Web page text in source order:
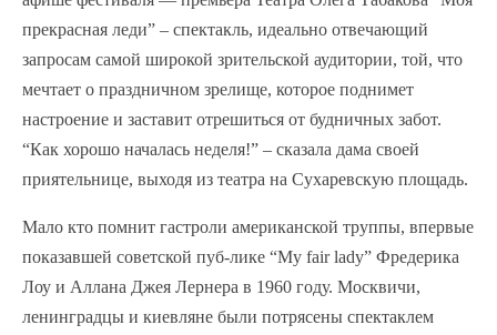
прекрасная леди” – спектакль, идеально отвечающий
запросам самой широкой зрительской аудитории, той, что
мечтает о праздничном зрелище, которое поднимет
настроение и заставит отрешиться от будничных забот.
“Как хорошо началась неделя!” – сказала дама своей
приятельнице, выходя из театра на Сухаревскую площадь.
Мало кто помнит гастроли американской труппы, впервые
показавшей советской пуб-лике “My fair lady” Фредерика
Лоу и Аллана Джея Лернера в 1960 году. Москвичи,
ленинградцы и киевляне были потрясены спектаклем